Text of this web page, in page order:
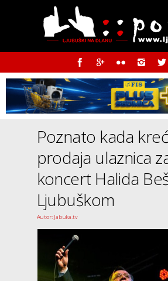
Poznato kada
prodaja ulaznica
koncert Halida
Ljubuškom
Autor: Jabuka.tv